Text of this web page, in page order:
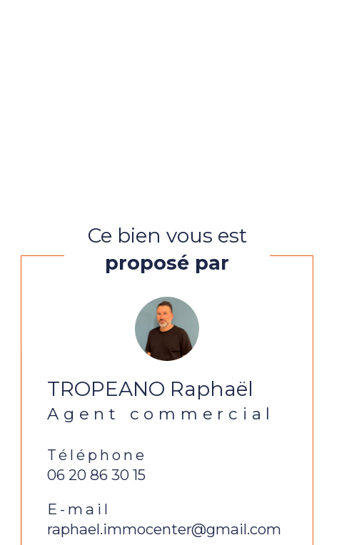
Ce bien vous est
proposé par
TROPEANO Raphaël
Agent commercial
Téléphone
06 20 86 30 15
E-mail
raphael.immocenter@gmail.com